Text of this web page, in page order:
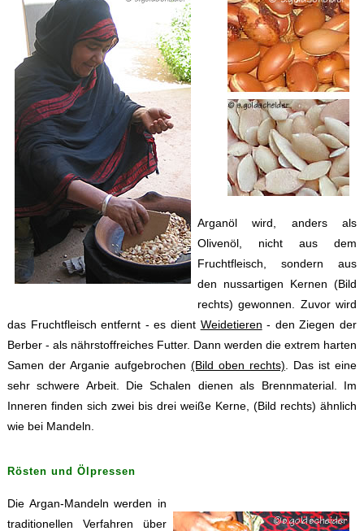
Arganöl wird, anders als
Olivenöl, nicht aus dem
Fruchtfleisch, sondern aus
den nussartigen Kernen (Bild
rechts) gewonnen. Zuvor wird
das Fruchtfleisch entfernt - es dient Weidetieren - den Ziegen der
Berber - als nährstoffreiches Futter. Dann werden die extrem harten
Samen der Arganie aufgebrochen (Bild oben rechts) . Das ist eine
sehr schwere Arbeit. Die Schalen dienen als Brennmaterial. Im
Inneren finden sich zwei bis drei weiße Kerne, (Bild rechts) ähnlich
wie bei Mandeln.
Rösten und Ölpressen
Die Argan-Mandeln werden in
traditionellen Verfahren über